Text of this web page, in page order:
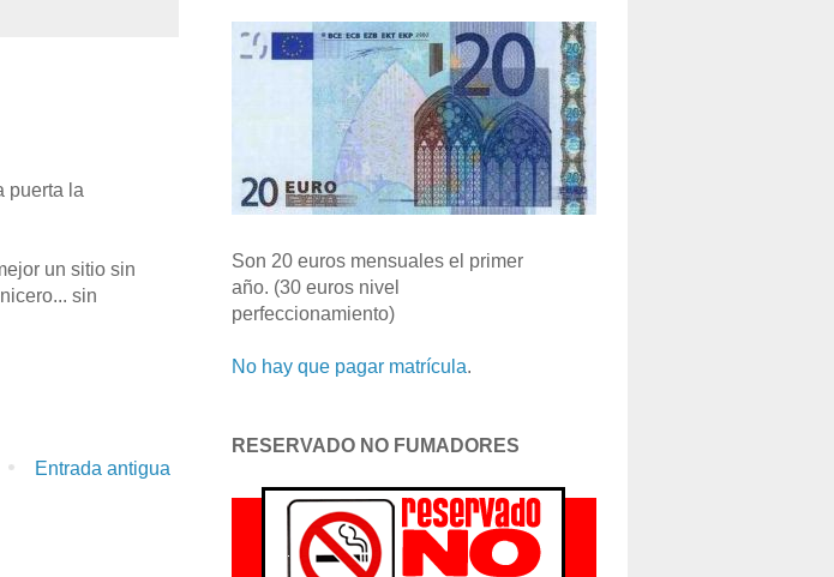
puerta la
un sitio sin
sin
Entrada antigua
Son 20 euros mensuales el primer
año. (30 euros nivel
perfeccionamiento)
No hay que pagar matrícula.
RESERVADO NO FUMADORES